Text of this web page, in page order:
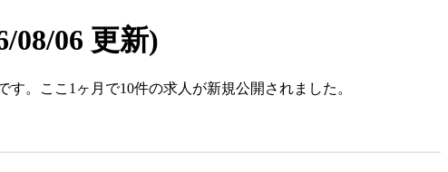
08/06 更新)
。ここ1ヶ月で10件の求人が新規公開されました。